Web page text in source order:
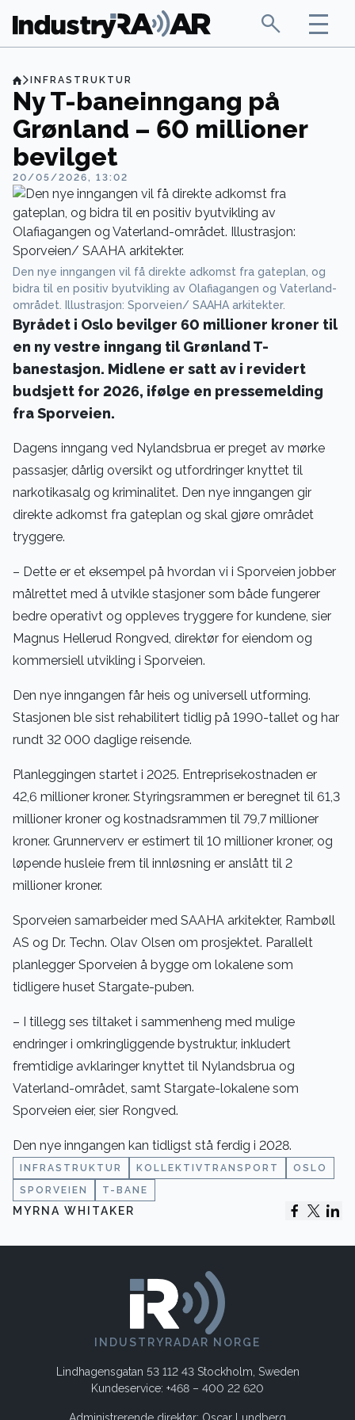
INFRASTRUKTUR
Ny T-baneinngang på
Grønland – 60 millioner
bevilget
20/05/2026, 13:02
Den nye inngangen vil få direkte adkomst fra gateplan, og
bidra til en positiv byutvikling av Olafiagangen og Vaterland-
området. Illustrasjon: Sporveien/ SAAHA arkitekter.
Byrådet i Oslo bevilger 60 millioner kroner til
en ny vestre inngang til Grønland T-
banestasjon. Midlene er satt av i revidert
budsjett for 2026, ifølge en pressemelding
fra Sporveien.
Dagens inngang ved Nylandsbrua er preget av mørke
passasjer, dårlig oversikt og utfordringer knyttet til
narkotikasalg og kriminalitet. Den nye inngangen gir
direkte adkomst fra gateplan og skal gjøre området
tryggere.
– Dette er et eksempel på hvordan vi i Sporveien jobber
målrettet med å utvikle stasjoner som både fungerer
bedre operativt og oppleves tryggere for kundene, sier
Magnus Hellerud Rongved, direktør for eiendom og
kommersiell utvikling i Sporveien.
Den nye inngangen får heis og universell utforming.
Stasjonen ble sist rehabilitert tidlig på 1990-tallet og har
rundt 32 000 daglige reisende.
Planleggingen startet i 2025. Entreprisekostnaden er
42,6 millioner kroner. Styringsrammen er beregnet til 61,3
millioner kroner og kostnadsrammen til 79,7 millioner
kroner. Grunnerverv er estimert til 10 millioner kroner, og
løpende husleie frem til innløsning er anslått til 2
millioner kroner.
Sporveien samarbeider med SAAHA arkitekter, Rambøll
AS og Dr. Techn. Olav Olsen om prosjektet. Parallelt
planlegger Sporveien å bygge om lokalene som
tidligere huset Stargate-puben.
– I tillegg ses tiltaket i sammenheng med mulige
endringer i omkringliggende bystruktur, inkludert
fremtidige avklaringer knyttet til Nylandsbrua og
Vaterland-området, samt Stargate-lokalene som
Sporveien eier, sier Rongved.
Den nye inngangen kan tidligst stå ferdig i 2028.
INFRASTRUKTUR KOLLEKTIVTRANSPORT
OSLO
SPORVEIEN
T-BANE
MYRNA WHITAKER
INDUSTRYRADAR NORGE
Lindhagensgatan 53 112 43 Stockholm, Sweden
Kundeservice: +468 – 400 22 620